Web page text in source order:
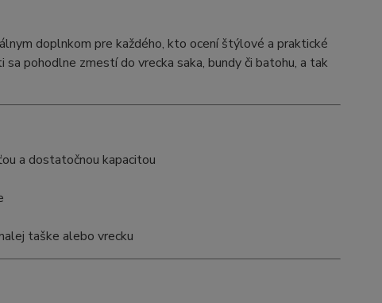
doplnkom pre každého, kto ocení štýlové a praktické
pohodlne zmestí do vrecka saka, bundy či batohu, a tak
a dostatočnou kapacitou
taške alebo vrecku